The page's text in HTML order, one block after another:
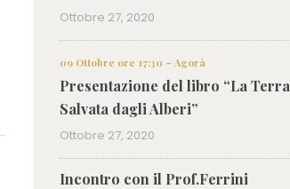
Ottobre 27, 2020
09 Ottobre ore 17:30 – Agorà
Presentazione del libro “La Terra
Salvata dagli Alberi”
Ottobre 27, 2020
Incontro con il Prof.Ferrini